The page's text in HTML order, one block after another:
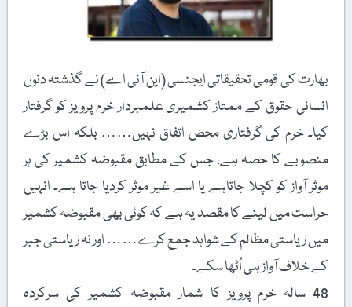
بھارت کی قومی تحقیقاتی ایجنسی (این آئی اے) نے گذشتہ دنوں
انسانی حقوق کے ممتاز کشمیری علمبردار خرم پرویز کو گرفتار
کیا۔ خرم کی گرفتاری محض اتفاق نہیں…… بلکہ اس بڑے
منصوبے کا حصہ ہے، جس کے مطابق مقبوضہ کشمیر کی ہر
موثر آواز کو کچلا جاتاہے یا اسے غیر موثر کردیا جاتا ہے۔ انہیں
حراست میں لینے کا مقصد یہ ہے کہ کوئی بھی مقبوضہ کشمیر
میں ریاستی مظالم کے شواہد جمع کرے…… اور نہ ریاستی جبر
کے خلاف آواز ہی اُٹھا سکے۔
48 سالہ خرم پرویز کا شمار مقبوضہ کشمیر کی سرکردہ